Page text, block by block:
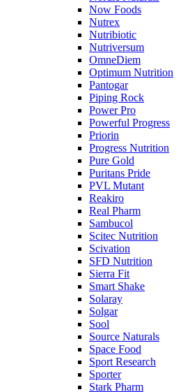
Now Foods
Nutrex
Nutribiotic
Nutriversum
OmneDiem
Optimum Nutrition
Pantogar
Piping Rock
Power Pro
Powerful Progress
Priorin
Progress Nutrition
Pure Gold
Puritans Pride
PVL Mutant
Reakiro
Real Pharm
Sambucol
Scitec Nutrition
Scivation
SFD Nutrition
Sierra Fit
Smart Shake
Solaray
Solgar
Sool
Source Naturals
Space Food
Sport Research
Sporter
Stark Pharm